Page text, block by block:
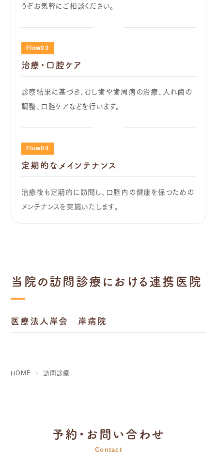
うぞお気軽にご相談ください。
Flow03
治療・口腔ケア
診察結果に基づき、むし歯や歯周病の治療、入れ歯の
調整、口腔ケアなどを行います。
Flow04
定期的なメインテナンス
治療後も定期的に訪問し、口腔内の健康を保つための
メンテナンスを実施いたします。
当院の訪問診療における連携医院
医療法人岸会 岸病院
HOME 訪問診療
予約・お問い合わせ
Contact